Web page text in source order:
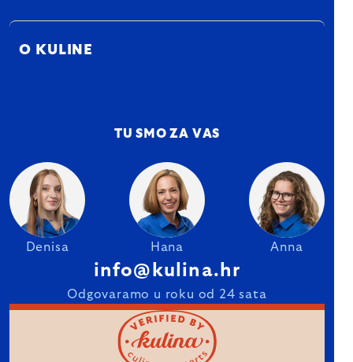
O KULINE
TU SMO ZA VAS
Denisa Hana Anna
info@kulina.hr
Odgovaramo u roku od 24 sata